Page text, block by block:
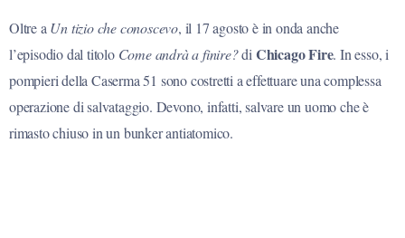
Oltre aUn tizio che conoscevo, il 17 agosto è in onda anche
l’episodio dal titolo Come andrà a finire?diChicago Fire. In esso, i
pompieri della Caserma 51 sono costretti a effettuare una complessa
operazione di salvataggio. Devono, infatti, salvare un uomo che è
rimasto chiuso in un bunker antiatomico.